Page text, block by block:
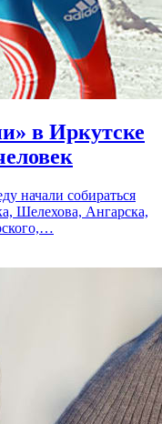
в Иркутске
начали собираться
Шелехова, Ангарска,